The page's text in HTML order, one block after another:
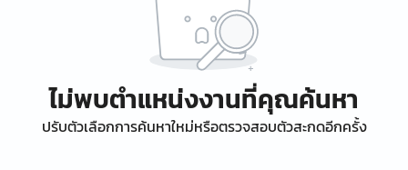
ไม่พบตำแหน่งงานที่คุณค้นหา
ปรับตัวเลือกการค้นหาใหม่หรือตรวจสอบตัวสะกดอีกครั้ง